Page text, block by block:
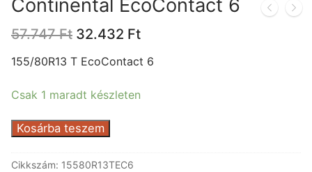
Continental EcoContact 6
57.747Ft Original
was:
32.432 FtCurrent
is:
155/80R13 T EcoContact 6
Csak 1 maradt készleten
Continental
6
Kosárba teszem
Cikkszám: 15580R13TEC6